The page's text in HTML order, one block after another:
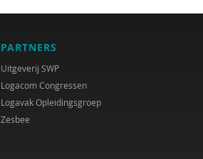
PARTNERS
Uitgeverij SWP
Logacom Congressen
Logavak Opleidingsgroep
Zesbee